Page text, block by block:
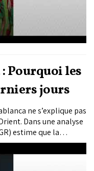
Pourquoi les
jours
ne s’explique pas
Dans une analyse
estime que la
domestiques liés
et aux arbitrages des